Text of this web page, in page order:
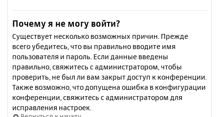
Почему я не могу войти?
Существует несколько возможных причин. Прежде
всего убедитесь, что вы правильно вводите имя
пользователя и пароль. Если данные введены
правильно, свяжитесь с администратором, чтобы
проверить, не был ли вам закрыт доступ к конференции.
Также возможно, что допущена ошибка в конфигурации
конференции, свяжитесь с администратором для
исправления настроек.